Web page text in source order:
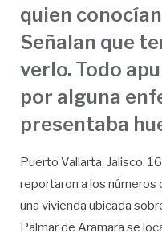
quien
Señalan que
verlo. Todo
por alguna
presentaba
Puerto Vallarta, Jalisco.
reportaron a los números
una vivienda ubicada
Palmar de Aramara se